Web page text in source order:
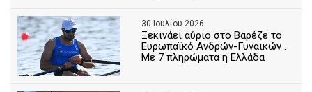
30 Ιουλίου 2026
Ξεκινάει αύριο στο Βαρέζε το
Ευρωπαϊκό Ανδρών-Γυναικών .
Με 7 πληρώματα η Ελλάδα